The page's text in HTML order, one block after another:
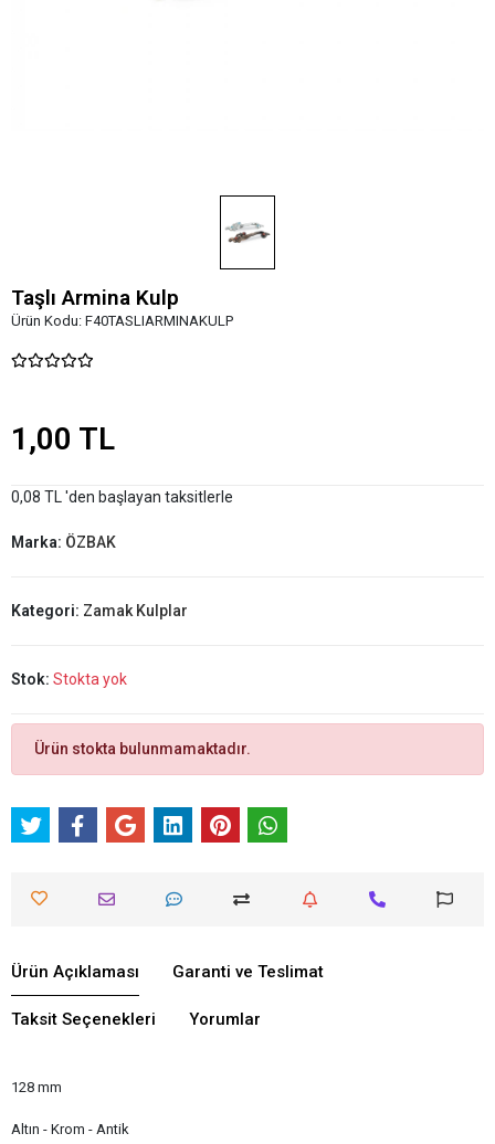
Taşlı Armina Kulp
Ürün Kodu: F40TASLIARMINAKULP
1,00 TL
0,08 TL 'den başlayan taksitlerle
Marka: ÖZBAK
Kategori: Zamak Kulplar
Stok: Stokta yok
Ürün stokta bulunmamaktadır.
Ürün Açıklaması Garanti ve Teslimat
Taksit Seçenekleri Yorumlar
128 mm
Altın - Krom - Antik